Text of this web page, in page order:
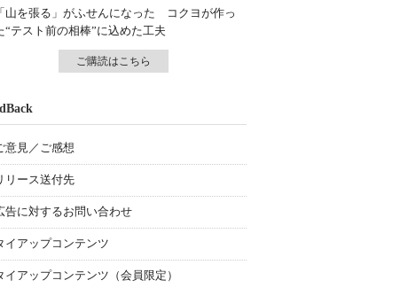
「山を張る」がふせんになった コクヨが作っ
“テスト前の相棒”に込めた工夫
ご購読はこちら
意見／ご感想
リース送付先
告に対するお問い合わせ
イアップコンテンツ
イアップコンテンツ（会員限定）